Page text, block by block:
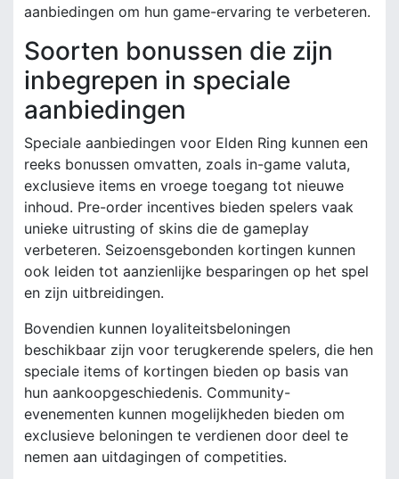
aanbiedingen om hun game-ervaring te verbeteren.
Soorten bonussen die zijn
inbegrepen in speciale
aanbiedingen
Speciale aanbiedingen voor Elden Ring kunnen een
reeks bonussen omvatten, zoals in-game valuta,
exclusieve items en vroege toegang tot nieuwe
inhoud. Pre-order incentives bieden spelers vaak
unieke uitrusting of skins die de gameplay
verbeteren. Seizoensgebonden kortingen kunnen
ook leiden tot aanzienlijke besparingen op het spel
en zijn uitbreidingen.
Bovendien kunnen loyaliteitsbeloningen
beschikbaar zijn voor terugkerende spelers, die hen
speciale items of kortingen bieden op basis van
hun aankoopgeschiedenis. Community-
evenementen kunnen mogelijkheden bieden om
exclusieve beloningen te verdienen door deel te
nemen aan uitdagingen of competities.